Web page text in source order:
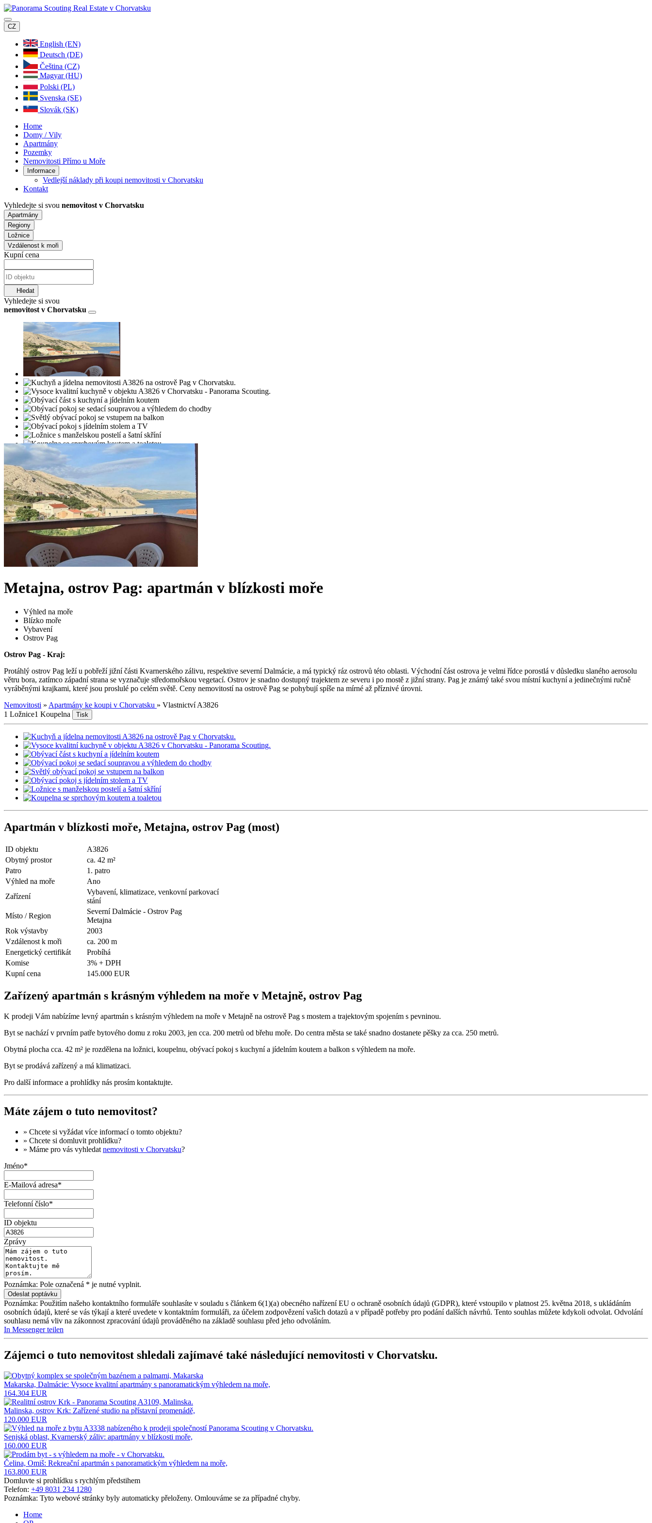
CZ
English (EN)
Deutsch (DE)
Čeština (CZ)
Magyar (HU)
Polski (PL)
Svenska (SE)
Slovák (SK)
Home
Domy / Vily
Apartmány
Pozemky
Nemovitosti Přímo u Moře
Informace
Vedlejší náklady při koupi nemovitosti v Chorvatsku
Kontakt
Vyhledejte si svou nemovitost v Chorvatsku
Apartmány
Regiony
Ložnice
Vzdálenost k moři
Kupní cena
Hledat
Vyhledejte si svou
nemovitost v Chorvatsku
Metajna, ostrov Pag: apartmán v blízkosti moře
Výhled na moře
Blízko moře
Vybavení
Ostrov Pag
Ostrov Pag - Kraj:
Protáhlý ostrov Pag leží u pobřeží jižní části Kvarnerského zálivu, respektive severní Dalmácie, a má typický ráz ostrovů této oblasti. Východní část ostrova je velmi řídce porostlá v důsledku slaného aerosolu
větru bora, zatímco západní strana se vyznačuje středomořskou vegetací. Ostrov je snadno dostupný trajektem ze severu i po mostě z jižní strany. Pag je známý také svou místní kuchyní a jedinečnými ručně
vyráběnými krajkami, které jsou proslulé po celém světě. Ceny nemovitostí na ostrově Pag se pohybují spíše na mírné až příznivé úrovni.
Nemovitosti » Apartmány ke koupi v Chorvatsku » Vlastnictví A3826
1 Ložnice1 Koupelna Tisk
Apartmán v blízkosti moře, Metajna, ostrov Pag (most)
ID objektu
A3826
Obytný prostor
ca. 42 m²
Patro
1. patro
Výhled na moře
Ano
Zařízení
Vybavení, klimatizace, venkovní parkovací
stání
Místo / Region
Severní Dalmácie - Ostrov Pag
Metajna
Rok výstavby
2003
Vzdálenost k moři
ca. 200 m
Energetický certifikát
Probíhá
Komise
3% + DPH
Kupní cena
145.000 EUR
Zařízený apartmán s krásným výhledem na moře v Metajně, ostrov Pag
K prodeji Vám nabízíme levný apartmán s krásným výhledem na moře v Metajně na ostrově Pag s mostem a trajektovým spojením s pevninou.
Byt se nachází v prvním patře bytového domu z roku 2003, jen cca. 200 metrů od břehu moře. Do centra města se také snadno dostanete pěšky za cca. 250 metrů.
Obytná plocha cca. 42 m² je rozdělena na ložnici, koupelnu, obývací pokoj s kuchyní a jídelním koutem a balkon s výhledem na moře.
Byt se prodává zařízený a má klimatizaci.
Pro další informace a prohlídky nás prosím kontaktujte.
Máte zájem o tuto nemovitost?
» Chcete si vyžádat více informacío tomto objektu?
» Chcete si domluvit prohlídku?
» Máme pro vás vyhledat nemovitosti v Chorvatsku?
Jméno*
E-Mailová adresa*
Telefonní číslo*
ID objektu
Zprávy
Poznámka: Pole označená * je nutné vyplnit.
Poznámka: Použitím našeho kontaktního formuláře souhlasíte v souladu s článkem 6(1)(a) obecného nařízení EU o ochraně osobních údajů (GDPR), které vstoupilo v platnost 25. května 2018, s ukládáním
osobních údajů, které se vás týkají a které uvedete v kontaktním formuláři, za účelem zodpovězení vašich dotazů a v případě potřeby pro podání dalších návrhů. Tento souhlas můžete kdykoli odvolat. Odvolání
souhlasu nemá vliv na zákonnost zpracování údajů prováděného na základě souhlasu před jeho odvoláním.
In Messenger teilen
Zájemci o tuto nemovitost shledali zajímavé také následující nemovitosti v Chorvatsku.
Makarska, Dalmácie: Vysoce kvalitní apartmány s panoramatickým výhledem na moře,
164.304 EUR
Malinska, ostrov Krk: Zařízené studio na přístavní promenádě,
120.000 EUR
Senjská oblast, Kvarnerský záliv: apartmány v blízkosti moře,
160.000 EUR
Čelina, Omiš: Rekreační apartmán s panoramatickým výhledem na moře,
163.800 EUR
Domluvte si prohlídku s rychlým předstihem
Telefon: +49 8031 234 1280
Poznámka: Tyto webové stránky byly automaticky přeloženy. Omlouváme se za případné chyby.
Home